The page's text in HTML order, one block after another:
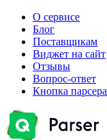
О сервисе
Блог
Поставщикам
Виджет на сайт
Отзывы
Вопрос-ответ
Кнопка парсера